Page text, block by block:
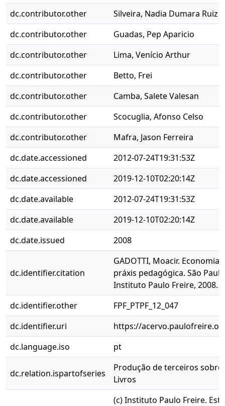
dc.contributor.other
Silveira, Nadia Dumara Ruiz
dc.contributor.other
Guadas, Pep Aparicio
dc.contributor.other
Lima, Venício Arthur
dc.contributor.other
Betto, Frei
dc.contributor.other
Camba, Salete Valesan
dc.contributor.other
Scocuglia, Afonso Celso
dc.contributor.other
Mafra, Jason Ferreira
dc.date.accessioned
2012-07-24T19:31:53Z
dc.date.accessioned
2019-12-10T02:20:14Z
dc.date.available
2012-07-24T19:31:53Z
dc.date.available
2019-12-10T02:20:14Z
dc.date.issued
2008
dc.identifier.citation
GADOTTI, Moacir.
práxis pedagógica. São
Instituto Paulo Freire, 2008.
dc.identifier.other
FPF_PTPF_12_047
dc.identifier.uri
https://
dc.language.iso
pt
dc.relation.ispartofseries
Produção de terceiros sobre
Livros
(c) Instituto Paulo Freire.